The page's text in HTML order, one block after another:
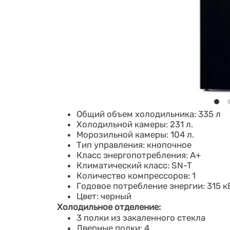
Общий объем холодильника: 335 л
Холодильной камеры: 231 л.
Морозильной камеры: 104 л.
Тип управления: кнопочное
Класс энергопотребления: A+
Климатический класс: SN-T
Количество компрессоров: 1
Годовое потребление энергии: 315
Цвет: черный
Холодильное отделение:
3 полки из закаленного стекла